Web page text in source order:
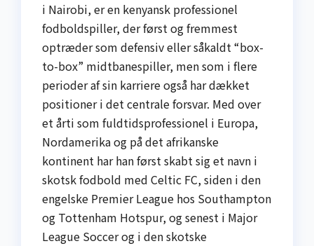
i Nairobi, er en kenyansk professionel
fodboldspiller, der først og fremmest
optræder som defensiv eller såkaldt “box-
to-box” midtbanespiller, men som i flere
perioder af sin karriere også har dækket
positioner i det centrale forsvar. Med over
et årti som fuldtidsprofessionel i Europa,
Nordamerika og på det afrikanske
kontinent har han først skabt sig et navn i
skotsk fodbold med Celtic FC, siden i den
engelske Premier League hos Southampton
og Tottenham Hotspur, og senest i Major
League Soccer og i den skotske